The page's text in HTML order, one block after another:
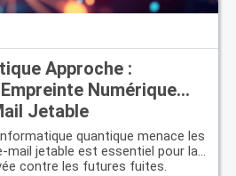
Approche :
Numérique
Jetable
quantique menace les
mail jetable est essentiel pour la
contre les futures fuites.